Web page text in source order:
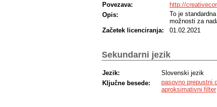
Povezava:
http://
Opis:
To je
možnosti za
Začetek licenciranja:
01.02.2021
Sekundarni jezik
Jezik:
Slovenski jezik
Ključne besede:
pasovno prepustni
aproksimativni filter